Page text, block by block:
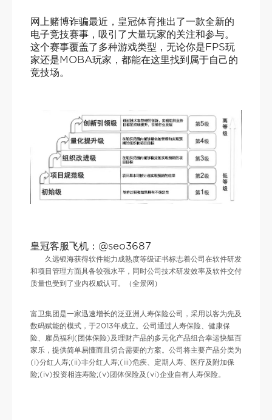
网上赌博诈骗最近，皇冠体育推出了一款全新的
电子竞技赛事，吸引了大量玩家的关注和参与。
这个赛事覆盖了多种游戏类型，无论你是FPS玩
家还是MOBA玩家，都能在这里找到属于自己的
竞技场。
皇冠客服飞机：@seo3687
久远银海获得软件能力成熟度等级证书标志着公司在软件研发
和项目管理方面具备较强水平，同时公司技术研发效率及软件交付
质量也受到了业内权威认可。（全景网）
富卫集团是一家迅速增长的泛亚洲人寿保险公司，采用以客为先及
数码赋能的模式，于2013年成立。公司通过人寿保险、健康保
险、雇员福利(团体保险)及理财产品的多元化产品组合幸运快艇百
家乐，提供简单易懂而且切合需要的方案。公司将主要产品分类为
(i)分红人寿;(ii)非分红人寿;(iii)危疾、定期人寿、医疗及附加保
险;(iv)投资相连寿险;(v)团体保险及(vi)企业自有人寿保险。